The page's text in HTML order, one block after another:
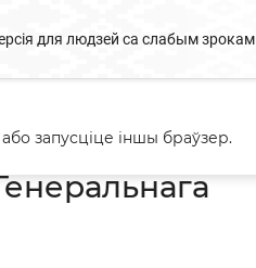
для людзей са слабым зрокам
Канюка
запусціце іншы браўзер.